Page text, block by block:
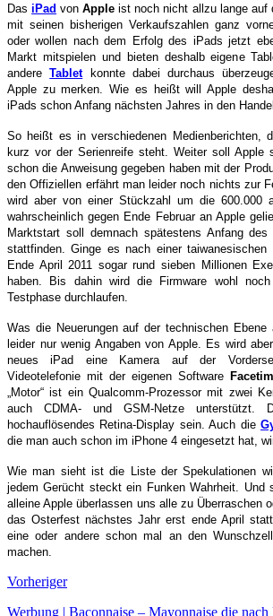
DasiPad vonApple ist noch nicht allzu lange auf
mit seinen bisherigen Verkaufszahlen ganz
oder wollen nach dem Erfolg des iPads jetzt
Markt mitspielen und bieten deshalb eigene
andereTabletkonnte dabei durchaus
Apple zu merken. Wie es heißt will Apple
iPads schon Anfang nächsten Jahres in den
So heißt es in verschiedenen Medienberichten,
kurz vor der Serienreife steht. Weiter soll Apple
schon die Anweisung gegeben haben mit der
den Offiziellen erfährt man leider noch nichts zur
wird aber von einer Stückzahl um die 600.000
wahrscheinlich gegen Ende Februar an Apple
Marktstart soll demnach spätestens Anfang des
stattfinden. Ginge es nach einer
Ende April 2011 sogar rund sieben Millionen
haben. Bis dahin wird die Firmware wohl
Testphase durchlaufen.
Was die Neuerungen auf der technischen
leider nur wenig Angaben von Apple. Es wird
neues iPad eine Kamera auf der
Videotelefonie mit der eigenen Software
„Motor“ ist ein Qualcomm-Prozessor mit zwei
auch CDMA- und GSM-Netze unterstützt.
hochauflösendes Retina-Display sein. Auch die
die man auch schon im iPhone 4 eingesetzt hat,
Wie man sieht ist die Liste der Spekulationen
jedem Gerücht steckt ein Funken Wahrheit. Und
alleine Apple überlassen uns alle zu Überraschen
das Osterfest nächstes Jahr erst ende April
eine oder andere schon mal an den
machen.
Vorheriger
Werbung | Baconnaise – Mayonnaise die